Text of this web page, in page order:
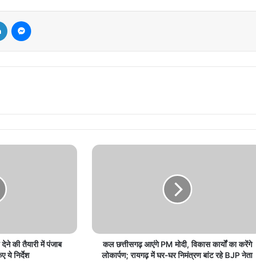
की तैयारी में पंजाब
ये निर्देश
कल छत्तीसगढ़ आएंगे PM मोदी, विकास कार्यों का करेंगे
लोकार्पण; रायगढ़ में घर-घर निमंत्रण बांट रहे BJP नेता